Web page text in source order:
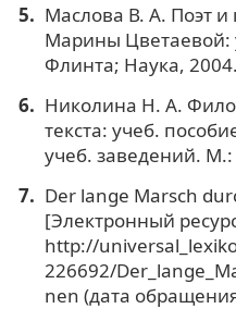
Маслова В. А. Поэт и
Марины Цветаевой:
Флинта; Наука,
Николина Н. А.
текста: учеб.
учеб. заведений.
Der lange Marsch
[Электронный
http://
226692/
nen (дата